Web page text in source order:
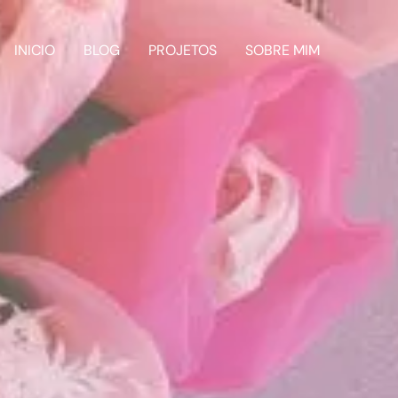
INICIO BLOG PROJETOS SOBRE MIM